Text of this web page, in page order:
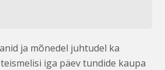
ja mõnedel juhtudel ka
iga päev tundide kaupa